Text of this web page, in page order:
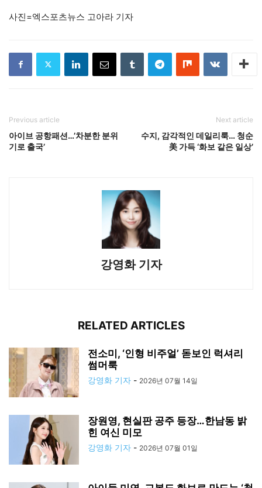
사진=엑스포츠뉴스 고아라 기자
Previous article
아이브 공항패션…’차분한 분위
기로 출국’
Next article
수지, 감각적인 데일리룩… 청순
美 가득 ‘화보 같은 일상’
강영화 기자
RELATED ARTICLES
전소미, ‘인형 비주얼’ 돋보인 럭셔리
썸머룩
강영화 기자 - 2026년 07월 14일
장원영, 현실판 공주 등장…한남동 밝
힌 여신 미모
강영화 기자 - 2026년 07월 01일